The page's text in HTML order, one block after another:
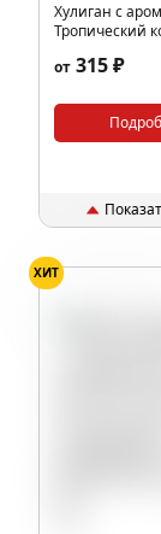
Хулиган с
Тропический
от 315 ₽
ХИТ